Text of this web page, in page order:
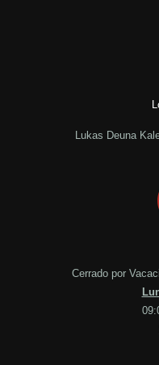
Lukas Deuna
Cerrado por